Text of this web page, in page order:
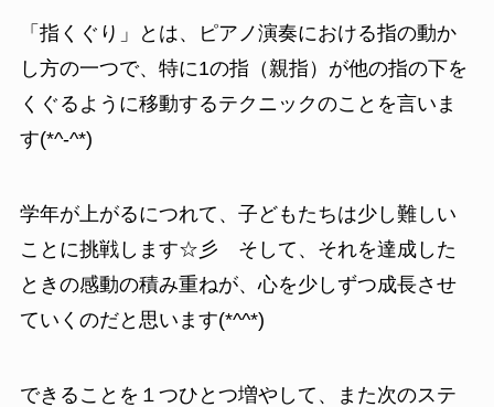
「指くぐり」とは、ピアノ演奏における指の動か
し方の一つで、特に1の指（親指）が他の指の下を
くぐるように移動するテクニックのことを言いま
す(*^-^*)
学年が上がるにつれて、子どもたちは少し難しい
ことに挑戦します☆彡 そして、それを達成した
ときの感動の積み重ねが、心を少しずつ成長させ
ていくのだと思います(*^^*)
できることを１つひとつ増やして、また次のステ